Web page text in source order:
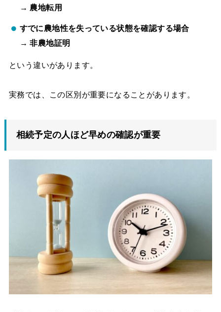
→ 農地転用
すでに農地性を失っている状態を確認する場合
→ 非農地証明
という違いがあります。
実務では、この区別が重要になることがあります。
相続予定の人ほど早めの確認が重要